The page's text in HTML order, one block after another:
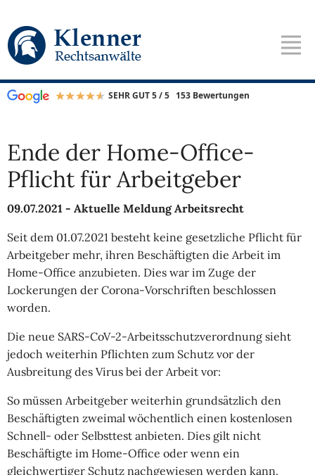
SEHR GUT 5 / 5 153 Bewertungen
Ende der Home-Office-
Pflicht für Arbeitgeber
09.07.2021 - Aktuelle Meldung Arbeitsrecht
Seit dem 01.07.2021 besteht keine gesetzliche Pflicht für
Arbeitgeber mehr, ihren Beschäftigten die Arbeit im
Home-Office anzubieten. Dies war im Zuge der
Lockerungen der Corona-Vorschriften beschlossen
worden.
Die neue SARS-CoV-2-Arbeitsschutzverordnung sieht
jedoch weiterhin Pflichten zum Schutz vor der
Ausbreitung des Virus bei der Arbeit vor:
So müssen Arbeitgeber weiterhin grundsätzlich den
Beschäftigten zweimal wöchentlich einen kostenlosen
Schnell- oder Selbsttest anbieten. Dies gilt nicht
Beschäftigte im Home-Office oder wenn ein
gleichwertiger Schutz nachgewiesen werden kann.